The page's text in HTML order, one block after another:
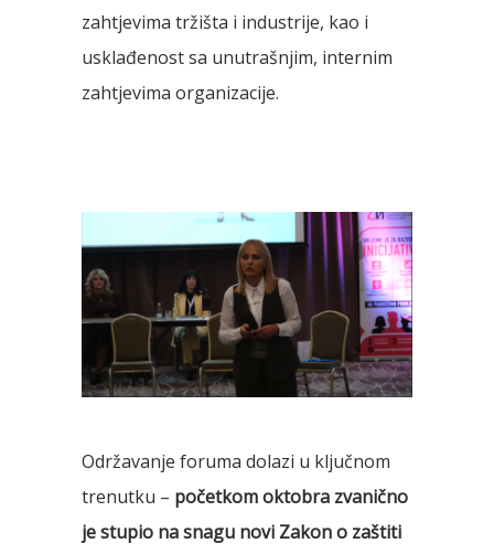
zahtjevima tržišta i industrije, kao i
usklađenost sa unutrašnjim, internim
zahtjevima organizacije.
Održavanje foruma dolazi u ključnom
trenutku – početkom oktobra zvanično
je stupio na snagu novi Zakon o zaštiti